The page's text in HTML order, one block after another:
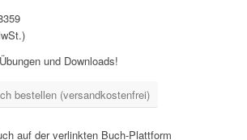
und Downloads!
bestellen (versandkostenfrei)
auf der verlinkten Buch-Plattform